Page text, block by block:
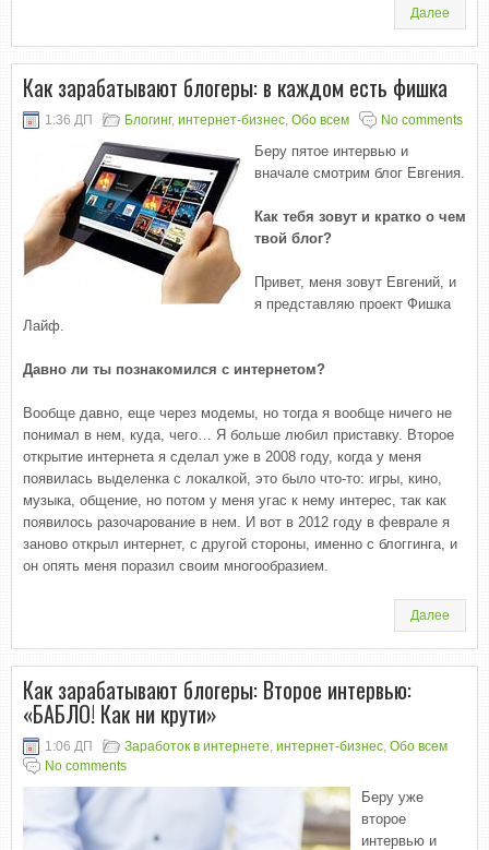
Далее
Как зарабатывают блогеры: в каждом есть фишка
1:36 ДП Блогинг, интернет-бизнес, Обо всем No comments
Беру пятое интервью и
вначале смотрим блог Евгения.
Как тебя зовут и кратко о чем
твой блог?
Привет, меня зовут Евгений, и
я представляю проект Фишка
Лайф.
Давно ли ты познакомился с интернетом?
Вообще давно, еще через модемы, но тогда я вообще ничего не
понимал в нем, куда, чего… Я больше любил приставку. Второе
открытие интернета я сделал уже в 2008 году, когда у меня
появилась выделенка с локалкой, это было что-то: игры, кино,
музыка, общение, но потом у меня угас к нему интерес, так как
появилось разочарование в нем. И вот в 2012 году в феврале я
заново открыл интернет, с другой стороны, именно с блоггинга, и
он опять меня поразил своим многообразием.
Далее
Как зарабатывают блогеры: Второе интервью:
«БАБЛО! Как ни крути»
1:06 ДП Заработок в интернете, интернет-бизнес, Обо всем
No comments
Беру уже
второе
интервью и